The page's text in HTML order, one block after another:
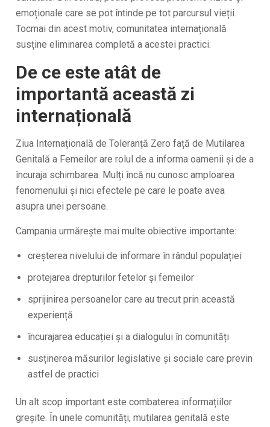
emoționale care se pot întinde pe tot parcursul vieții.
Tocmai din acest motiv, comunitatea internațională
susține eliminarea completă a acestei practici.
De ce este atât de
importantă această zi
internațională
Ziua Internațională de Toleranță Zero față de Mutilarea
Genitală a Femeilor are rolul de a informa oamenii și de a
încuraja schimbarea. Mulți încă nu cunosc amploarea
fenomenului și nici efectele pe care le poate avea
asupra unei persoane.
Campania urmărește mai multe obiective importante:
creșterea nivelului de informare în rândul populației
protejarea drepturilor fetelor și femeilor
sprijinirea persoanelor care au trecut prin această
experiență
încurajarea educației și a dialogului în comunități
susținerea măsurilor legislative și sociale care previn
astfel de practici
Un alt scop important este combaterea informațiilor
greșite. În unele comunități, mutilarea genitală este